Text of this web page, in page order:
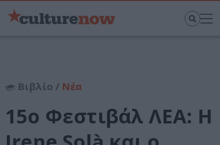
Βιβλίο / Νέα
15ο Φεστιβάλ ΛΕΑ: Η